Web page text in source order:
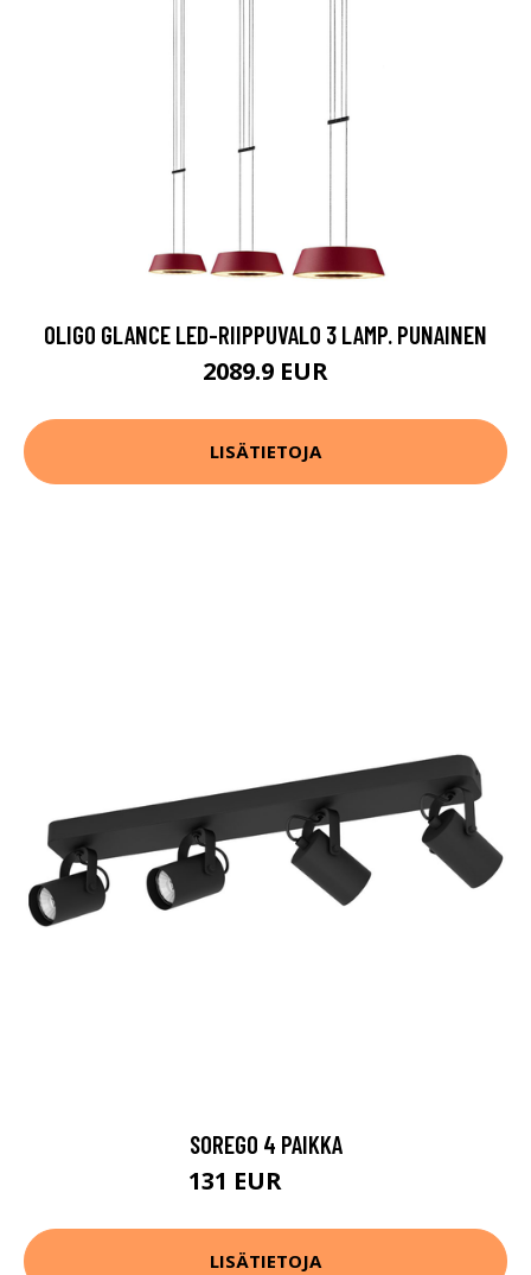
OLIGO GLANCE LED-RIIPPUVALO 3 LAMP. PUNAINEN
2089.9 EUR
LISÄTIETOJA
SOREGO 4 PAIKKA
131 EUR
LISÄTIETOJA